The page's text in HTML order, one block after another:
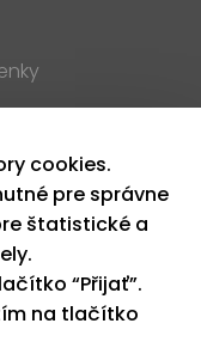
práva vyhradené
cookies.
pre správne
štatistické a
“Přijať”.
na tlačítko